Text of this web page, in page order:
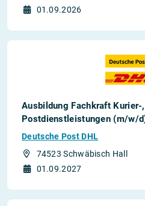
01.09.2026
Ausbildung Fachkraft Kurier-
Postdienstleistungen (m/w/
Deutsche Post DHL
74523 Schwäbisch Hall
01.09.2027